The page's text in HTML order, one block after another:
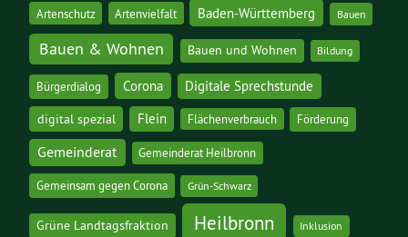
Artenschutz Artenvielfalt Baden-Württemberg Bauen
Bauen & Wohnen Bauen und Wohnen Bildung
Bürgerdialog Corona Digitale Sprechstunde
digital spezial Flein Flächenverbrauch Förderung
Gemeinderat Gemeinderat Heilbronn
Gemeinsam gegen Corona Grün-Schwarz
Grüne Landtagsfraktion Heilbronn Inklusion